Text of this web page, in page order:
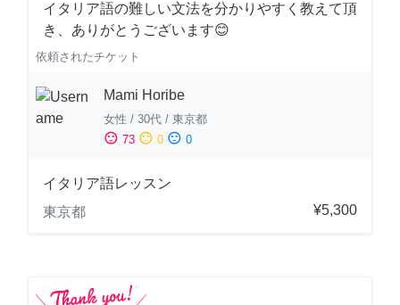
イタリア語の難しい文法を分かりやすく教えて頂
き、ありがとうございます😊
依頼されたチケット
Mami Horibe
女性 / 30代 / 東京都
sentiment_satisfied 73 sentiment_neutral 0 sentiment_dissatisfied 0
イタリア語レッスン
東京都
¥5,300